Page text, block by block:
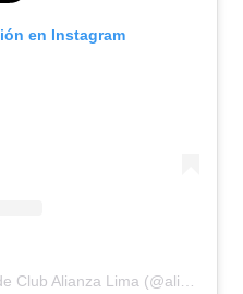
en Instagram